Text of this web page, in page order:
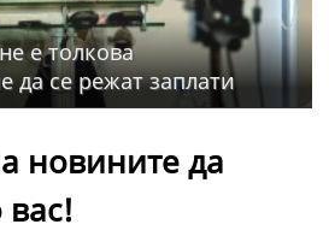
е толкова
да се режат заплати
новините да
вас!